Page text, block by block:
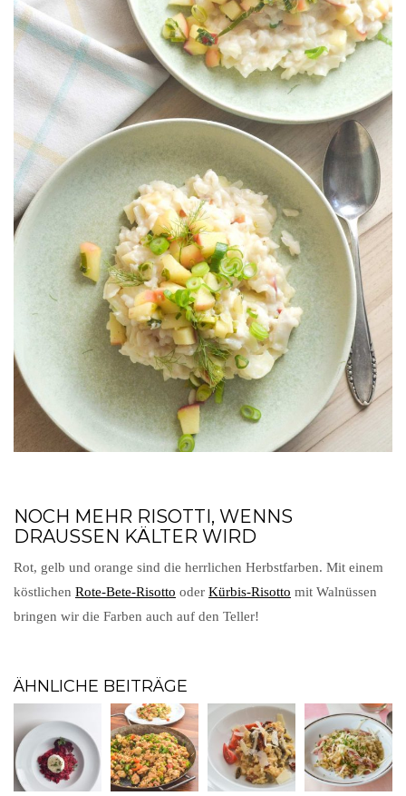
NOCH MEHR RISOTTI, WENNS
DRAUSSEN KÄLTER WIRD
Rot, gelb und orange sind die herrlichen Herbstfarben. Mit einem
köstlichen Rote-Bete-Risotto oder Kürbis-Risotto mit Walnüssen
bringen wir die Farben auch auf den Teller!
ÄHNLICHE BEITRÄGE